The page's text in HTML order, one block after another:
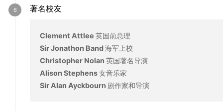
著名校友
Clement Attlee英国前总理
Sir Jonathon Band海军上校
Christopher Nolan英国著名导演
Alison Stephens女音乐家
Sir Alan Ayckbourn 剧作家和导演